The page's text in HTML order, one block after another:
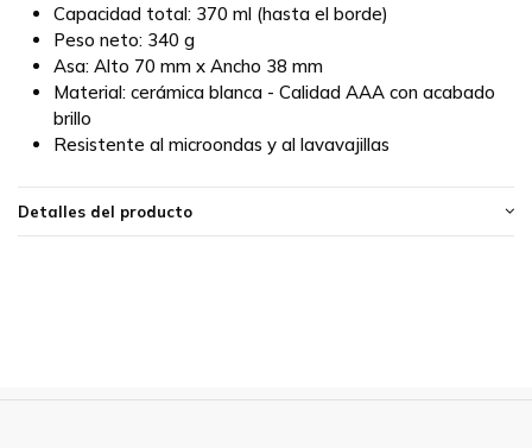
Capacidad total: 370 ml (hasta el borde)
Peso neto: 340 g
Asa: Alto 70 mm x Ancho 38 mm
Material: cerámica blanca - Calidad AAA con acabado
brillo
Resistente al microondas y al lavavajillas
Detalles del producto